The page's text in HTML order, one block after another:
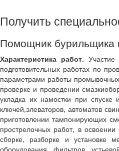
Получить
Помощник бурильщика
Характеристика работ.
подготовительных работах по
параметрами работы
проверке и проведении
укладка их намостки при
ключей,элеваторов, автоматов
приготовлении тампонирующих
прострелочных работ, в
сборке, разборке и установке
оборудования, фильтров,